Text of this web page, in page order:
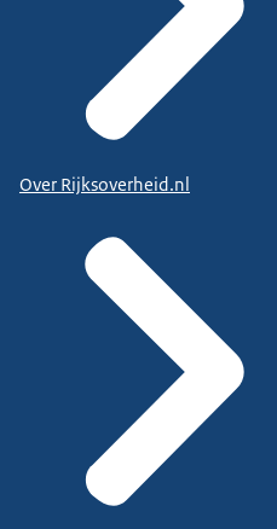
Over Rijksoverheid.nl